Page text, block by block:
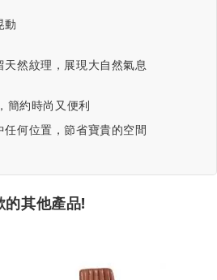
動
天然紋理，展現大自然氣息
簡約時尚又便利
何位置，節省寶貴的空間
其他產品!